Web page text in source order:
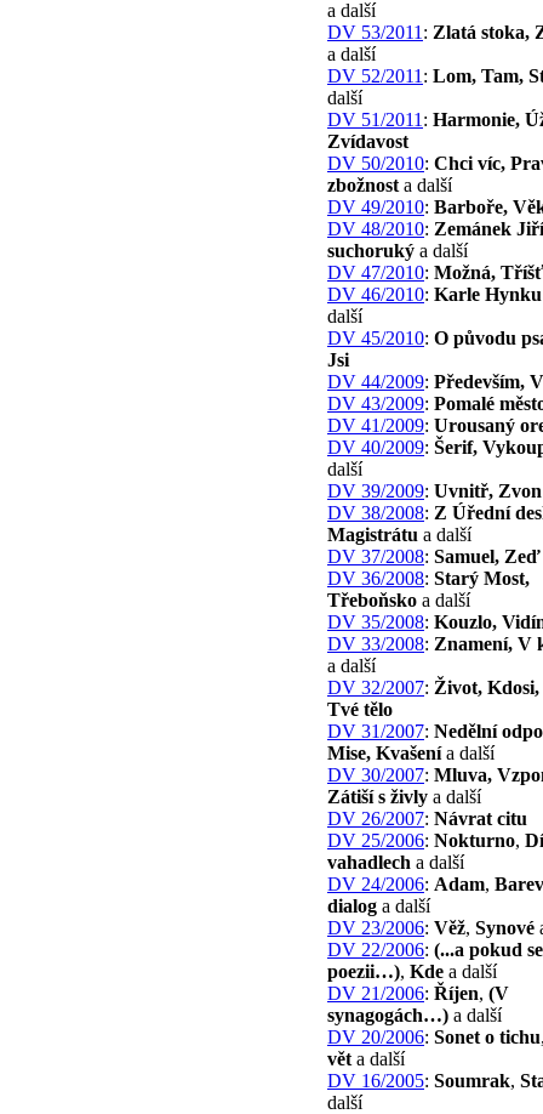
a další
DV 53/2011 : Zlatá stoka,
a další
DV 52/2011 : Lom, Tam,
další
DV 51/2011 : Harmonie,
Zvídavost
DV 50/2010: Chci víc,
zbožnost a další
DV 49/2010: Barboře,
DV 48/2010: Zemánek
suchoruký a další
DV 47/2010: Možná, Tříšť
DV 46/2010: Karle
další
DV 45/2010: O původu
Jsi
DV 44/2009: Především,
DV 43/2009: Pomalé
DV 41/2009: Urousaný
DV 40/2009: Šerif,
další
DV 39/2009: Uvnitř, Zvon
DV 38/2008: Z Úřední
Magistrátu a další
DV 37/2008: Samuel, Zeď
DV 36/2008: Starý Most,
Třeboňsko a další
DV 35/2008: Kouzlo,
DV 33/2008: Znamení, V
a další
DV 32/2007: Život,
Tvé tělo
DV 31/2007: Nedělní
Mise, Kvašenía další
DV 30/2007: Mluva,
Zátiší s živly a další
DV 26/2007: Návrat citu
DV 25/2006: Nokturno,
vahadlech a další
DV 24/2006: Adam,
dialog a další
DV 23/2006: Věž, Synové
DV 22/2006: (...a pokud
poezii…), Kde a další
DV 21/2006: Říjen, (V
synagogách…) a další
DV 20/2006: Sonet o tichu
vět a další
DV 16/2005: Soumrak,
další